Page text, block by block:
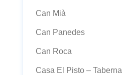
Can Mià
Can Panedes
Can Roca
Casa El Pisto – Taberna